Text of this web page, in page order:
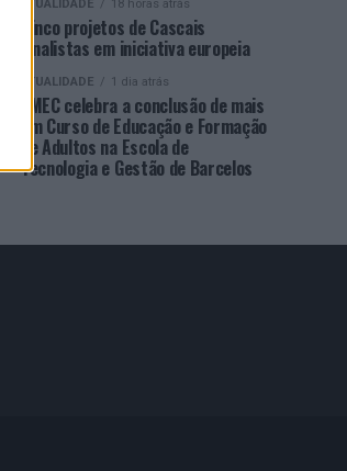
ATUALIDADE 18 horas atrás
Cinco projetos de Cascais
finalistas em iniciativa europeia
ATUALIDADE 1 dia atrás
EMEC celebra a conclusão de mais
um Curso de Educação e Formação
de Adultos na Escola de
Tecnologia e Gestão de Barcelos